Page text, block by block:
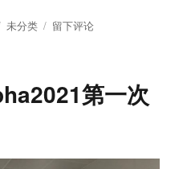
分
未分类
于
练
微
留下评论
第一次